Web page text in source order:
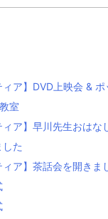
ィア】DVD上映会 &
室
ィア】早川先生おは
た
ィア】茶話会を開きま